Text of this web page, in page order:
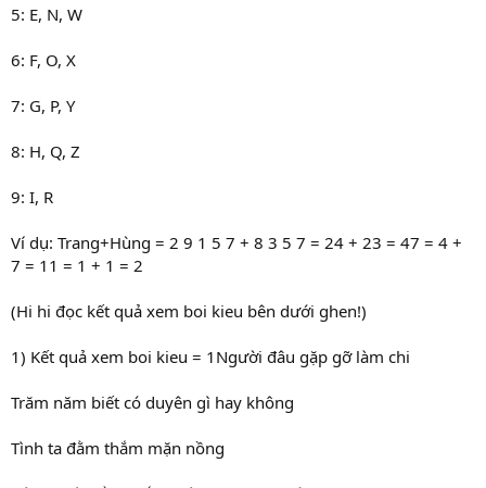
5: E, N, W
6: F, O, X
7: G, P, Y
8: H, Q, Z
9: I, R
Ví dụ: Trang+Hùng = 2 9 1 5 7 + 8 3 5 7 = 24 + 23 = 47 = 4 +
7 = 11 = 1 + 1 = 2
(Hi hi đọc kết quả xem boi kieu bên dưới ghen!)
1) Kết quả xem boi kieu = 1Người đâu gặp gỡ làm chi
Trăm năm biết có duyên gì hay không
Tình ta đằm thắm mặn nồng